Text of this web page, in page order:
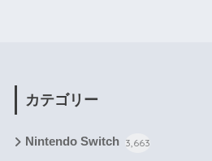
カテゴリー
Nintendo Switch 3,663